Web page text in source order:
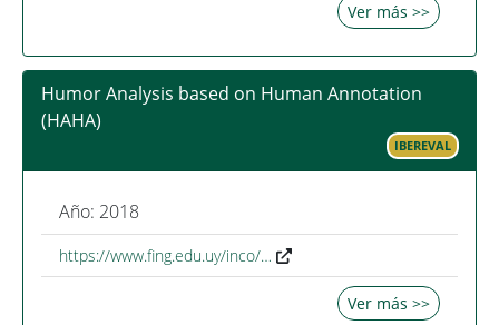
Ver más >>
Humor Analysis based on Human Annotation
(HAHA)
IBEREVAL
Año: 2018
https://www.fing.edu.uy/inco/…
Ver más >>